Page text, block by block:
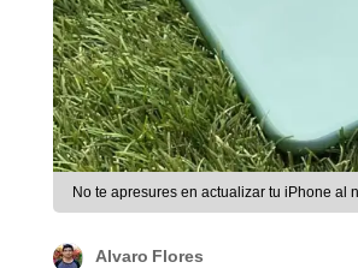
No te apresures en actualizar tu iPhone al
Alvaro Flores